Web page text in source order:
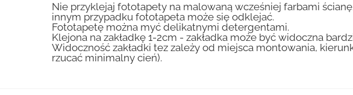
Nie przyklejaj fototapety na malowaną wcześniej farbami
innym przypadku fototapeta może się odklejać.
Fototapetę można myć delikatnymi detergentami.
Klejona na zakładkę 1-2cm - zakładka może być widoczna
Widoczność zakładki tez zależy od miejsca montowania,
rzucać minimalny cień).